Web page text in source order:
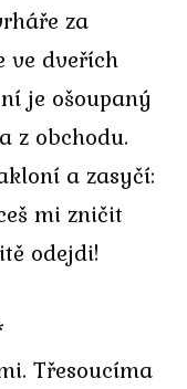
za
ve dveřích
je ošoupaný
z obchodu.
a zasyčí:
mi zničit
odejdi!
Třesoucíma